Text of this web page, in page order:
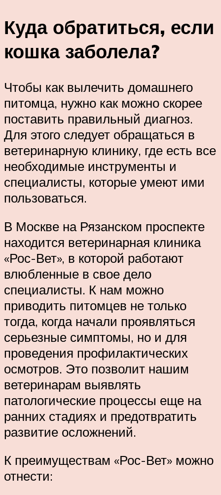
Куда обратиться, если
кошка заболела?
Чтобы как вылечить домашнего
питомца, нужно как можно скорее
поставить правильный диагноз.
Для этого следует обращаться в
ветеринарную клинику, где есть все
необходимые инструменты и
специалисты, которые умеют ими
пользоваться.
В Москве на Рязанском проспекте
находится ветеринарная клиника
«Рос-Вет», в которой работают
влюбленные в свое дело
специалисты. К нам можно
приводить питомцев не только
тогда, когда начали проявляться
серьезные симптомы, но и для
проведения профилактических
осмотров. Это позволит нашим
ветеринарам выявлять
патологические процессы еще на
ранних стадиях и предотвратить
развитие осложнений.
К преимуществам «Рос-Вет» можно
отнести: